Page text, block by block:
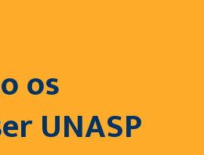
os
UNASP